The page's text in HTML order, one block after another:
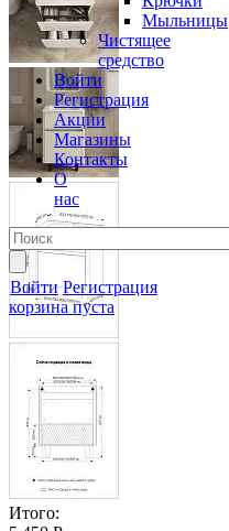
Мыльницы
Чистящее
средство
Войти
Регистрация
Акции
Магазины
Контакты
О
нас
Войти Регистрация
корзина пуста
Итого: